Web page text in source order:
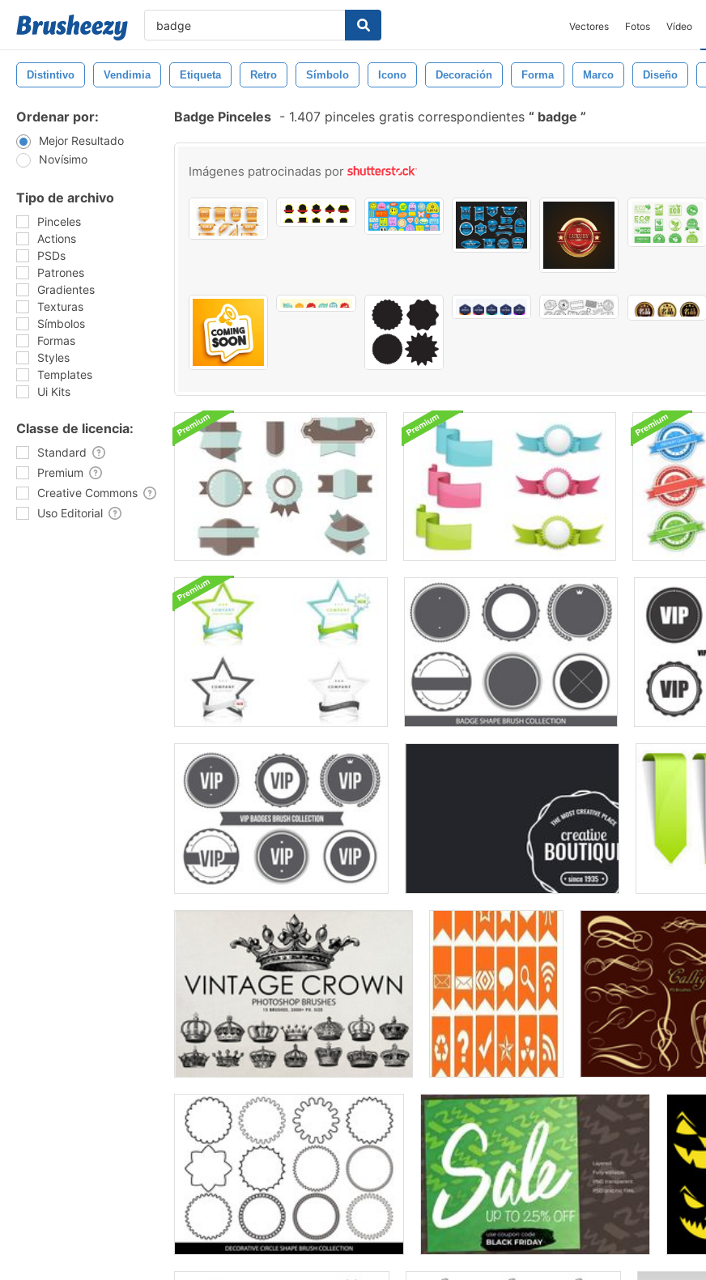
Vectores Fotos Vídeo
Distintivo Vendimia Etiqueta Retro Símbolo Icono Decoración Forma Marco Diseño
Ordenar por:
Mejor Resultado
Novísimo
Tipo de archivo
Pinceles
Actions
PSDs
Patrones
Gradientes
Texturas
Símbolos
Formas
Styles
Templates
Ui Kits
Classe de licencia:
Standard
Premium
Creative Commons
Uso Editorial
Badge Pinceles - 1.407 pinceles gratis correspondientes badge
Imágenes patrocinadas por